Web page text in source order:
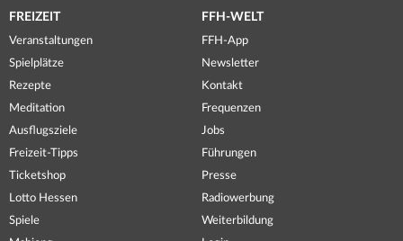
FREIZEIT
Veranstaltungen
Spielplätze
Rezepte
Meditation
Ausflugsziele
Freizeit-Tipps
Ticketshop
Lotto Hessen
Spiele
FFH-WELT
FFH-App
Newsletter
Kontakt
Frequenzen
Jobs
Führungen
Presse
Radiowerbung
Weiterbildung